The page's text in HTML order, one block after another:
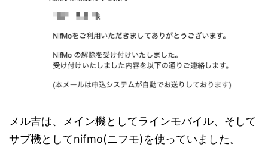
メル吉は、メイン機としてラインモバイル、そして
サブ機としてnifmo(ニフモ)を使っていました。